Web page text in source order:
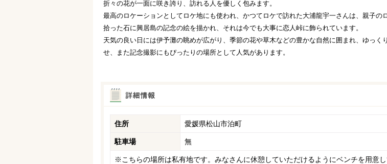
折々の花が一面に咲き誇り、訪れる人を優しく包みます。
最高のロケーションとしてロケ地にも使われ、かつてロケで訪れた大浦龍宇一さんは、親子の
拾った石に興居島の記念の絵を描かれ、それは今でも大事に恋人峠に飾られています。
天気の良い日には伊予灘の眺めが広がり、季節の花や草木などの豊かな自然に囲まれ、ゆっく
せ、また記念撮影にもぴったりの場所として人気があります。
住所 愛媛県松山市泊町
駐車場 無
※こちらの場所は私有地です。みなさんに休憩していただけるようにベンチを用意